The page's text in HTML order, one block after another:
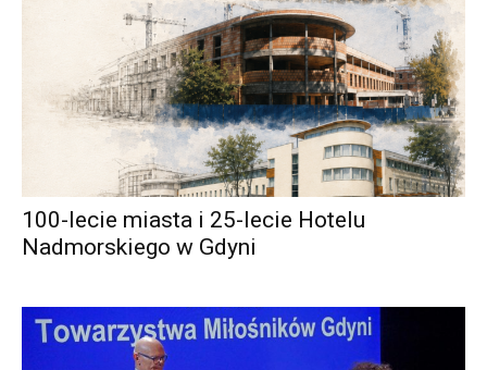
100-lecie miasta i 25-lecie Hotelu
Nadmorskiego w Gdyni